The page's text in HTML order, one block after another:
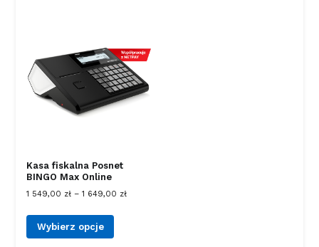
Kasa fiskalna Posnet
BINGO Max Online
1 549,00 zł –1 649,00 zł
Wybierz opcje